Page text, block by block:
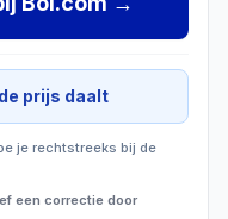
prijs daalt
je rechtstreeks bij de
een correctie door